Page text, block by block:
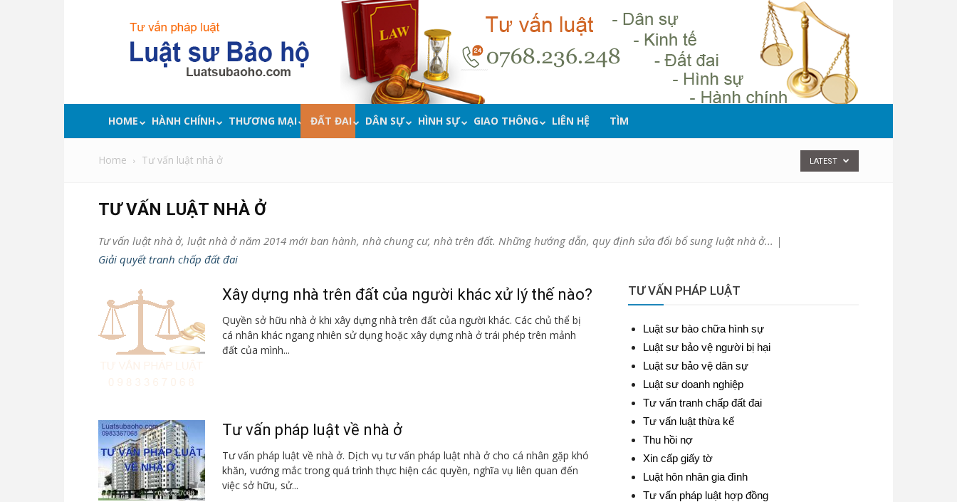
Luật
bảo
lợi,
tư
luật
HOME HÀNH CHÍNH THƯƠNG MẠI ĐẤT ĐAI DÂN SỰ HÌNH SỰ GIAO THÔNG LIÊN HỆ TÌM
Home Tư vấn luật nhà ở LATEST
TƯ VẤN LUẬT NHÀ Ở
Tư vấn luật nhà ở, luật nhà ở năm 2014 mới ban hành, nhà chung cư, nhà trên đất. Những hướng dẫn, quy định sửa đổi bổ sung luật nhà ở... |
Giải quyết tranh chấp đất đai
Xây dựng nhà trên đất của người khác xử lý thế nào?
Quyền sở hữu nhà ở khi xây dựng nhà trên đất của người khác. Các chủ thể bị
cá nhân khác ngang nhiên sử dụng hoặc xây dựng nhà ở trái phép trên mảnh
đất của mình...
Tư vấn pháp luật về nhà ở
Tư vấn pháp luật về nhà ở. Dịch vụ tư vấn pháp luật nhà ở cho cá nhân gặp khó
khăn, vướng mắc trong quá trình thực hiện các quyền, nghĩa vụ liên quan đến
việc sở hữu, sử...
TƯ VẤN PHÁP LUẬT
Luật sư bào chữa hình sự
Luật sư bảo vệ người bị hại
Luật sư bảo vệ dân sự
Luật sư doanh nghiệp
Tư vấn tranh chấp đất đai
Tư vấn luật thừa kế
Thu hồi nợ
Xin cấp giấy tờ
Luật hôn nhân gia đình
Tư vấn pháp luật hợp đồng